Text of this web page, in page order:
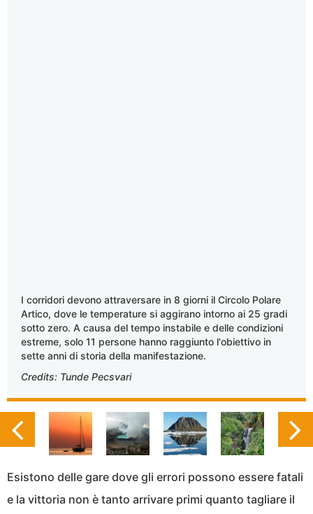
I corridori devono attraversare in 8 giorni il Circolo Polare
Artico, dove le temperature si aggirano intorno ai 25 gradi
sotto zero. A causa del tempo instabile e delle condizioni
estreme, solo 11 persone hanno raggiunto l'obiettivo in
sette anni di storia della manifestazione.
Credits: Tunde Pecsvari
Esistono delle gare dove gli errori possono essere fatali
e la vittoria non è tanto arrivare primi quanto tagliare il